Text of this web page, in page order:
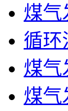
煤气
循环
煤气
煤气